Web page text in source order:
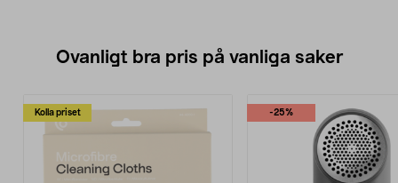
Ovanligt bra pris på vanliga saker
Kolla priset -25%